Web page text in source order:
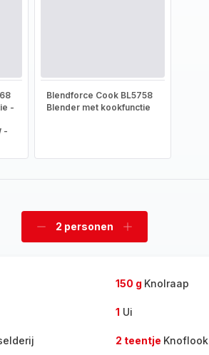
-
-
Blendforce Cook BL5758
Blender met kookfunctie
Verwijder
2 personen
Voeg
150 g Knolraap
1 Ui
2 teentje Knoflook